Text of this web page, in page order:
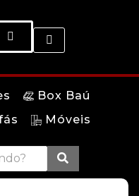
Box Baú
Móveis